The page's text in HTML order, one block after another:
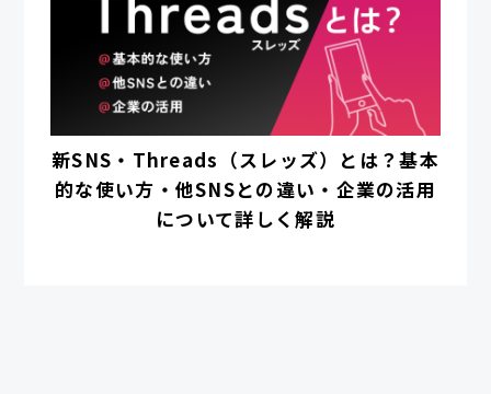
新SNS・Threads（スレッズ）とは？基本
的な使い方・他SNSとの違い・企業の活用
について詳しく解説